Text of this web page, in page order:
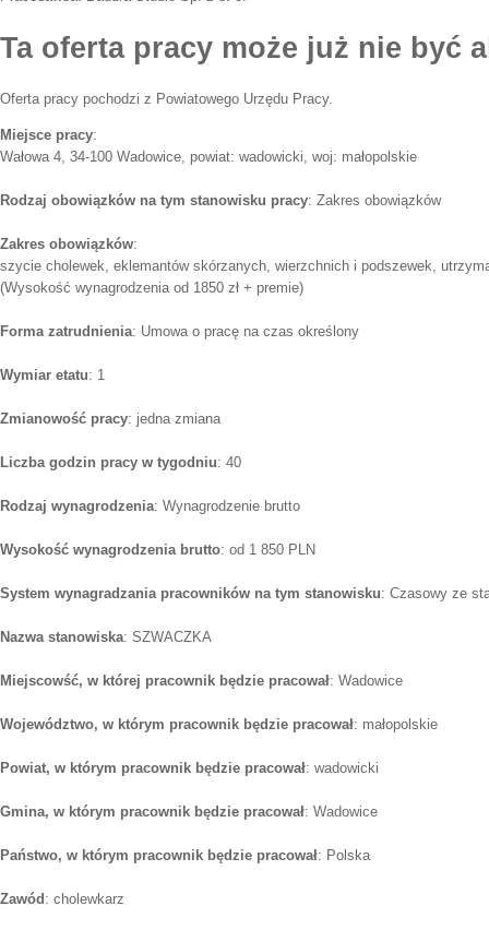
Ta oferta pracy może już nie być
Oferta pracy pochodzi z Powiatowego Urzędu Pracy.
Miejsce pracy:
Wałowa 4, 34-100 Wadowice, powiat: wadowicki, woj: małopolskie
Rodzaj obowiązków na tym stanowisku pracy: Zakres obowiązków
Zakres obowiązków:
szycie cholewek, eklemantów skórzanych, wierzchnich i podszewek,
(Wysokość wynagrodzenia od 1850 zł + premie)
Forma zatrudnienia: Umowa o pracę na czas określony
Wymiar etatu: 1
Zmianowość pracy: jedna zmiana
Liczba godzin pracy w tygodniu: 40
Rodzaj wynagrodzenia: Wynagrodzenie brutto
Wysokość wynagrodzenia brutto: od 1 850 PLN
System wynagradzania pracowników na tym stanowisku: Czasowy ze
Nazwa stanowiska: SZWACZKA
Miejscowść, w której pracownik będzie pracował: Wadowice
Województwo, w którym pracownik będzie pracował: małopolskie
Powiat, w którym pracownik będzie pracował: wadowicki
Gmina, w którym pracownik będzie pracował: Wadowice
Państwo, w którym pracownik będzie pracował: Polska
Zawód: cholewkarz